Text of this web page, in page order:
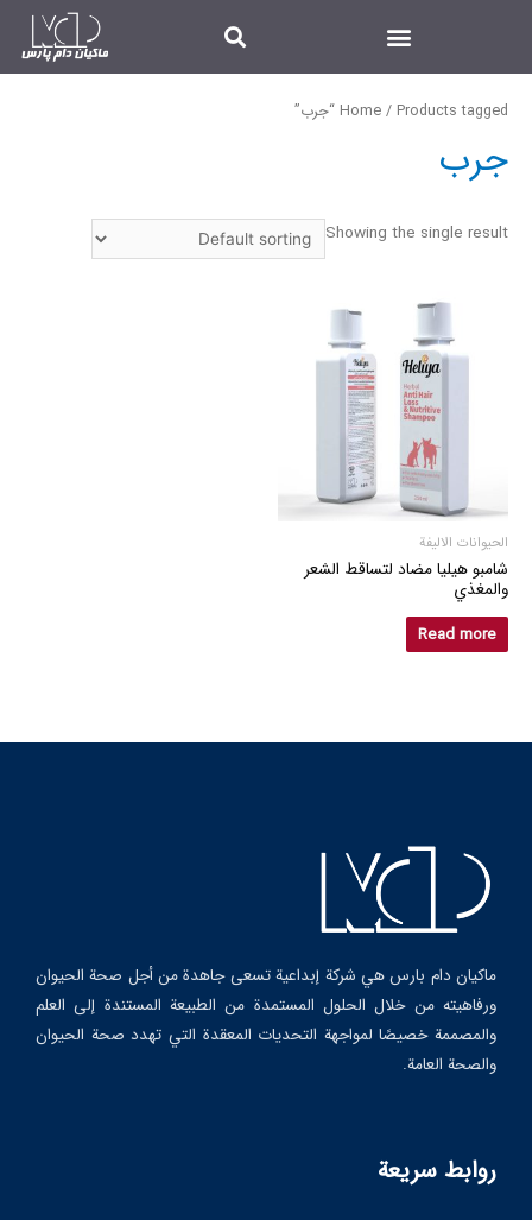
Home / Products tagged “جرب”
جرب
Showing the single result
الحيوانات الاليفة
شامبو هيليا مضاد لتساقط الشعر
والمغذي
Read more
ماکیان دام بارس هي شركة إبداعية تسعى جاهدة من أجل صحة الحيوان
ورفاهيته من خلال الحلول المستمدة من الطبيعة المستندة إلى العلم
والمصممة خصيصًا لمواجهة التحديات المعقدة التي تهدد صحة الحيوان
والصحة العامة.
روابط سريعة